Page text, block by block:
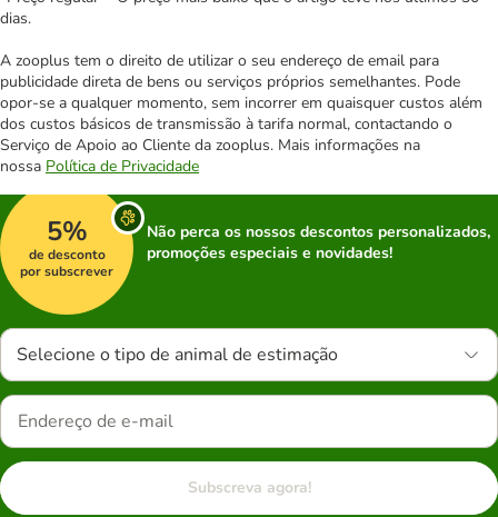
dias.
A zooplus tem o direito de utilizar o seu endereço de email para
publicidade direta de bens ou serviços próprios semelhantes. Pode
opor-se a qualquer momento, sem incorrer em quaisquer custos além
dos custos básicos de transmissão à tarifa normal, contactando o
Serviço de Apoio ao Cliente da zooplus. Mais informações na
nossa Política de Privacidade
5%
de desconto
por subscrever
Não perca os nossos descontos personalizados,
promoções especiais e novidades!
Selecione o tipo de animal de estimação
Subscreva agora!